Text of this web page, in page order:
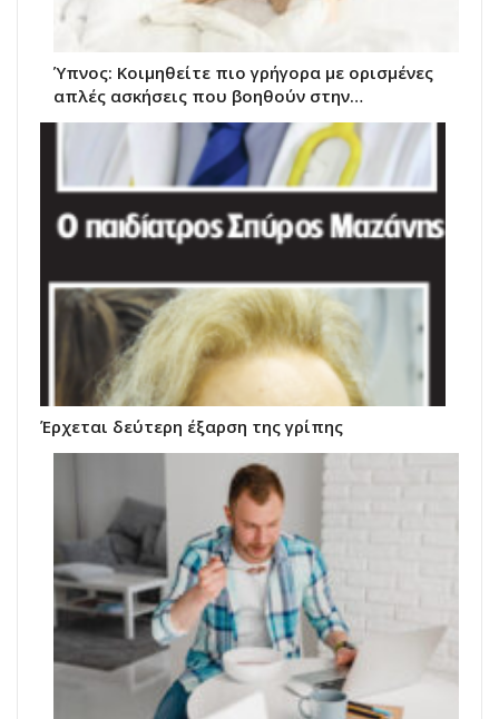
Ύπνος: Κοιμηθείτε πιο γρήγορα με ορισμένες
απλές ασκήσεις που βοηθούν στην…
Έρχεται δεύτερη έξαρση της γρίπης